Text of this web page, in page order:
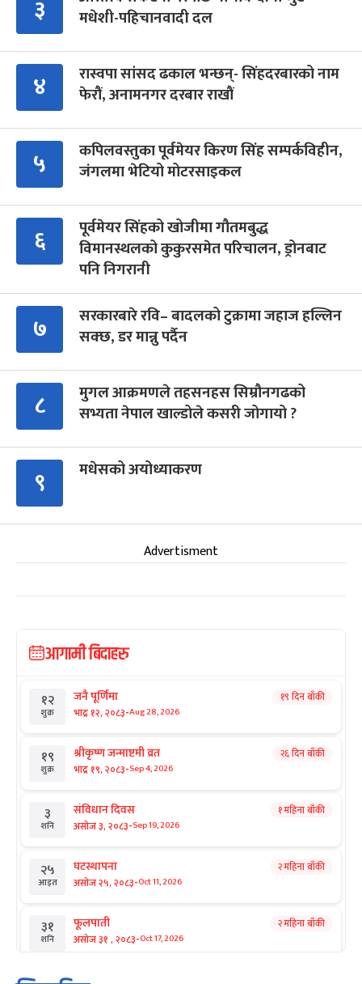
३
मधेशी-पहिचानवादी दल
४
रास्वपा सांसद ढकाल भन्छन्- सिंहदरबारको नाम
फेरौं, अनामनगर दरबार राखौं
५
कपिलवस्तुका पूर्वमेयर किरण सिंह सम्पर्कविहीन,
जंगलमा भेटियो मोटरसाइकल
६
पूर्वमेयर सिंहको खोजीमा गौतमबुद्ध
विमानस्थलको कुकुरसमेत परिचालन, ड्रोनबाट
पनि निगरानी
७
सरकारबारे रवि– बादलको टुक्रामा जहाज हल्लिन
सक्छ, डर मान्नु पर्दैन
८
मुगल आक्रमणले तहसनहस सिम्रौनगढको
सभ्यता नेपाल खाल्डोले कसरी जोगायो ?
९ मधेसको अयोध्याकरण
Advertisment
आगामी बिदाहरु
१२
शुक्र
जनै पूर्णिमा
भाद्र १२, २०८३-Aug 28, 2026
१९ दिन बाँकी
१९
शुक्र
श्रीकृष्ण जन्माष्टमी व्रत
भाद्र १९, २०८३-Sep 4, 2026
२६ दिन बाँकी
३
शनि
संविधान दिवस
असोज ३, २०८३-Sep 19, 2026
१ महिना बाँकी
२५
आइत
घटस्थापना
असोज २५, २०८३-Oct 11, 2026
२ महिना बाँकी
३१
शनि
फूलपाती
असोज ३१ , २०८३-Oct 17, 2026
२ महिना बाँकी
कार्तिक सङ्क्रान्ति